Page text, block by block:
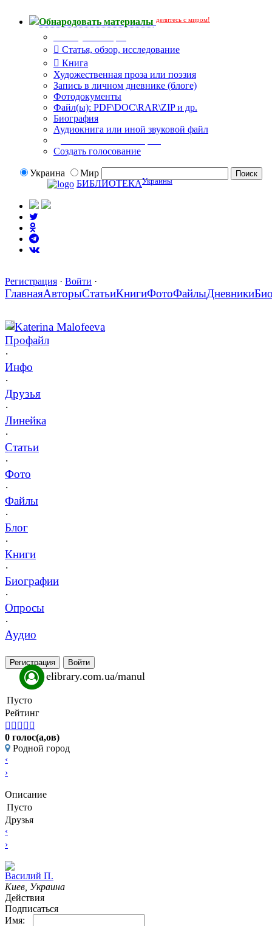
Обнародовать материалы делитесь с миром!
Статья, обзор, исследование
Книга
Художественная проза или поэзия
Запись в личном дневнике (блоге)
Фотодокументы
Файл(ы): PDF\DOC\RAR\ZIP и др.
Биография
Аудиокнига или иной звуковой файл
Создать голосование
Украина
Мир
БИБЛИОТЕКАУкраины
Регистрация · Войти ·
ГлавнаяАвторыСтатьиКнигиФотоФайлыДневники
Katerina Malofeeva
Профайл
·
Инфо
·
Друзья
·
Линейка
·
Статьи
·
Фото
·
Файлы
·
Блог
·
Книги
·
Биографии
·
Опросы
·
Аудио
Регистрация Войти
elibrary.com.ua/manul
Пусто
Рейтинг
    
0 голос(а,ов)
Родной город
‹
›
Описание
Пусто
Друзья
‹
›
Василий П.
Киев, Украина
Действия
Подписаться
Имя: